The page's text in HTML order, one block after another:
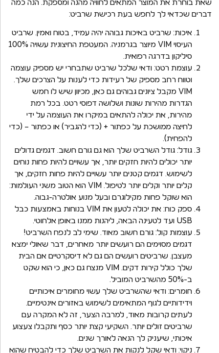
שאת בוחרת את המוצר המתאים לחוויה מהנה ומספקת. הנה כמה
דברים שכדאי לך לחפש בעת רכישת שרביט:
איכות: שרביט באיכות גבוהה יהיה עמיד, בטוח ואמין. שרביט
העיסוי VIM מיוצר בגרמניה. המעטפת החיצונית עשויה 100%
סיליקון בדרגה רפואית.
עוצמת רטט: ודאי שלכל שרביט שתבחרי יש מספיק עוצמה
וטווח רחב מספיק של רעידות כדי לענות על הצרכים שלך.
VIM מקבל ציונים גבוהים גם כאן, מכיוון שיש לו חמש
הגדרות מהירות שונות ושלושה דפוסי רטט. בכל רמת
מהירות, את יכולה להתאים במיקרו את העוצמה על ידי
לחיצה ממושכת על כפתור + (כדי להגביר) או כפתור – (כדי
להפחית).
גודל: גודל השרביט שלך הוא גם גורם חשוב. דגמים גדולים
יותר יכולים להיות חזקים יותר, אך עשויים להיות פחות נוחים
לשימוש. דגמים קטנים יותר עשויים להיות פחות חזקים, אך
קלים יותר וקלים יותר לטיפול. VIM הוא הטוב משני העולמות:
הוא שוקל פחות מקילוגרם ובעל מנוע אולטרה-גבוה.
ספק כוח: את יכולה לטעון את VIM בנוחות באמצעות כבל
USB ועד לטעינה הבאה, ליהנות ממנו באופן אלחוטי.
עוצמות קול: גורם חשוב מאוד. שימי לב לנפח השרביט!
דגמים מסוימים הם רועשים יותר מאחרים, דבר שאולי ימצא
מעצבן. שרביטים רועשים הם גם לא דיסקרטיים אם הבית
שלך כולל קירות דקים. VIM מנצח גם כאן, כי הוא שקט
ב-50% מהשרביט המוביל.
חומרים: ודאי שהשרביט שלך עשוי מחומרים איכותיים
וידידותיים לגוף המתאימים לשימוש באזורים אינטימיים.
לעתים קרובות מאוד, למרבה הצער, זה לא המקרה עם
שרביטים זולים יותר. השקיעי קצת יותר כסף ותקבלו צעצוע
איכותי, שיעניק לך הנאה לאורך שנים.
ניקוי: ודאי שקל לנקות את השרביט שלך כדי להבטיח שהוא